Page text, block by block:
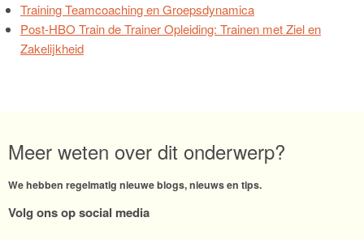
Training Teamcoaching en Groepsdynamica
Post-HBO Train de Trainer Opleiding: Trainen met Ziel en
Zakelijkheid
Meer weten over dit onderwerp?
We hebben regelmatig nieuwe blogs, nieuws en tips.
Volg ons op social media